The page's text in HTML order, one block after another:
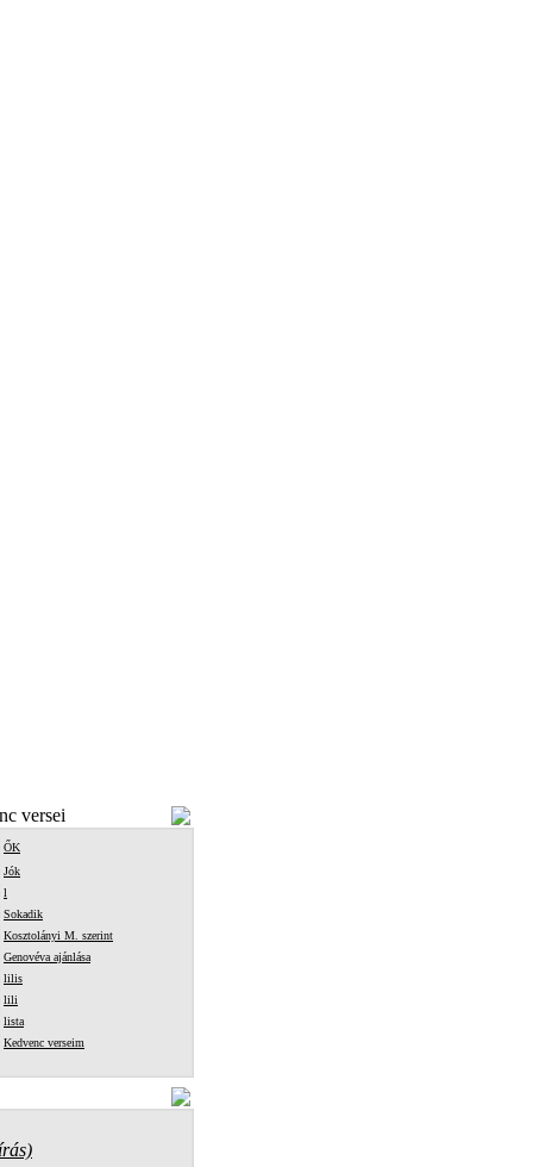
versei
ŐK
Jók
l
Sokadik
Kosztolányi M. szerint
Genovéva ajánlása
lilis
lili
lista
Kedvenc verseim